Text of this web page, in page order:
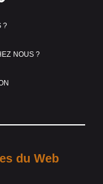
?
NOUS ?
du Web